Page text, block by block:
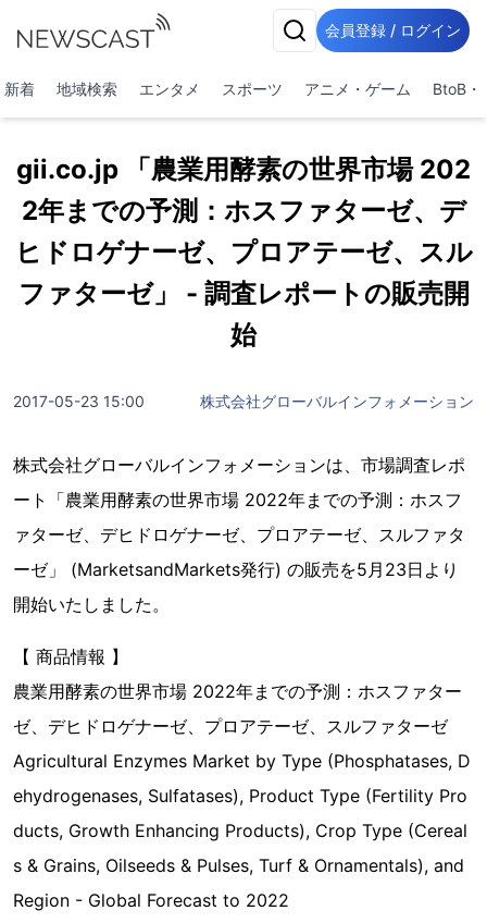
会員登録 / ログイン
新着 地域検索 エンタメ スポーツ アニメ・ゲーム BtoB・
gii.co.jp 「農業用酵素の世界市場 202
2年までの予測：ホスファターゼ、デ
ヒドロゲナーゼ、プロアテーゼ、スル
ファターゼ」 - 調査レポートの販売開
始
2017-05-23 15:00 株式会社グローバルインフォメーション
株式会社グローバルインフォメーションは、市場調査レポ
ート「農業用酵素の世界市場 2022年までの予測：ホスフ
ァターゼ、デヒドロゲナーゼ、プロアテーゼ、スルファタ
ーゼ」 (MarketsandMarkets発行) の販売を5月23日より
開始いたしました。
【 商品情報 】
農業用酵素の世界市場 2022年までの予測：ホスファター
ゼ、デヒドロゲナーゼ、プロアテーゼ、スルファターゼ
Agricultural Enzymes Market by Type (Phosphatases, D
ehydrogenases, Sulfatases), Product Type (Fertility Pro
ducts, Growth Enhancing Products), Crop Type (Cereal
s & Grains, Oilseeds & Pulses, Turf & Ornamentals), and
Region - Global Forecast to 2022